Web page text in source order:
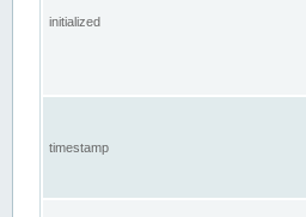
initialized
timestamp